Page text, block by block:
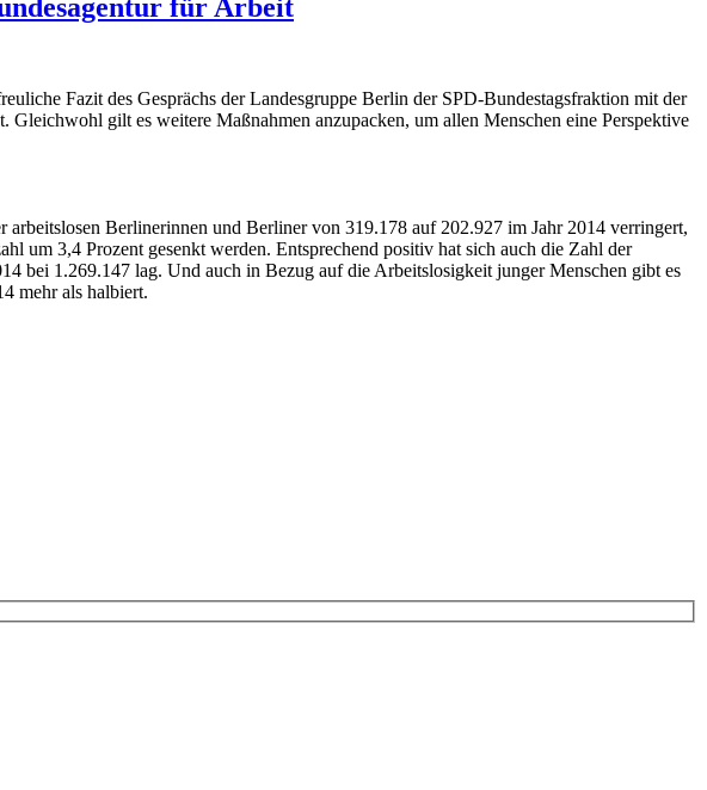
für Arbeit
Fazit des Gesprächs der Landesgruppe Berlin der SPD-Bundestagsfraktion mit der
gilt es weitere Maßnahmen anzupacken, um allen Menschen eine Perspektive
Berlinerinnen und Berliner von 319.178 auf 202.927 im Jahr 2014 verringert,
um 3,4 Prozent gesenkt werden. Entsprechend positiv hat sich auch die Zahl der
bei 1.269.147 lag. Und auch in Bezug auf die Arbeitslosigkeit junger Menschen gibt es
mehr als halbiert.